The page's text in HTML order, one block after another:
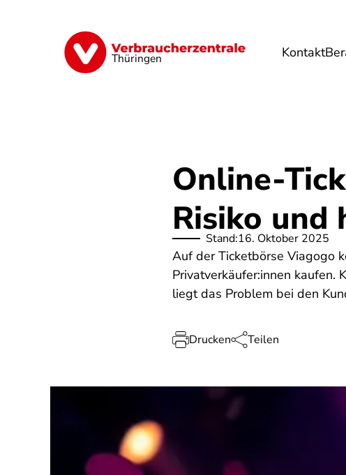
Thüringen Kontakt
Finanzen Digitales Lebensmittel
Online-
Risiko und
Stand:16. Oktober 2025
Auf der Ticketbörse Viagogo
Privatverkäufer:innen kaufen.
liegt das Problem bei den
Drucken Teilen